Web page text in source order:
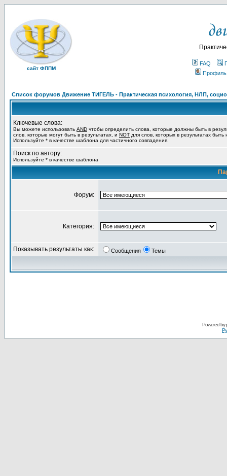
сайт ФППМ
FAQ
Профиль
Список форумов Движение ТИГЕЛЬ - Практическая психология, НЛП,
Ключевые слова:
Вы можете использовать AND чтобы определить слова, которые должны быть в
слов, которые могут быть в результатах, и NOT для слов, которых в результатах
Используйте * в качестве шаблона для частичного совпадения.
Поиск по автору:
Используйте * в качестве шаблона
Форум:
Категория:
Показывать результаты как: Сообщения Темы
Powered by